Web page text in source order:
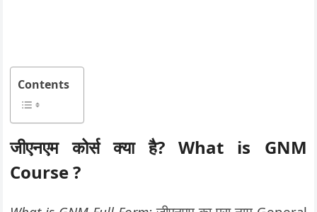
Contents
जीएनएम कोर्स क्या है? What is GNM
Course ?